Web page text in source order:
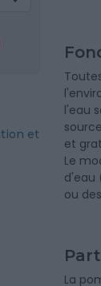
et
l'eau
et
Le
d'eau
ou
La